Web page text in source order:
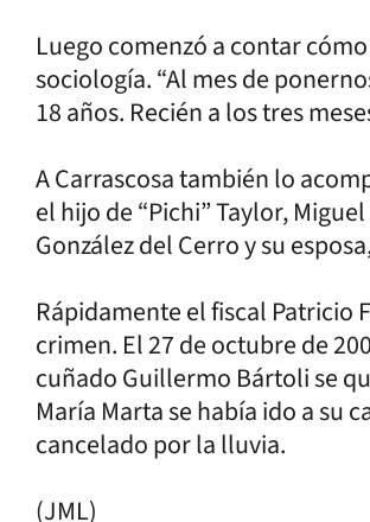
Luego comenzó a contar
sociología. “Al mes de
18 años. Recién a los tres
A Carrascosa también lo
el hijo de “Pichi” Taylor,
González del Cerro y su
Rápidamente el fiscal Patricio
crimen. El 27 de octubre de
cuñado Guillermo Bártoli se
María Marta se había ido a su
cancelado por la lluvia.
(JML)